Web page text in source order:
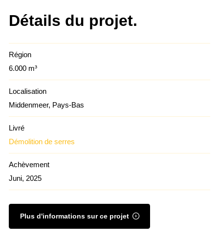
Détails du projet.
Région
6.000 m³
Localisation
Middenmeer, Pays-Bas
Livré
Démolition de serres
Achèvement
Juni, 2025
Plus d'informations sur ce projet